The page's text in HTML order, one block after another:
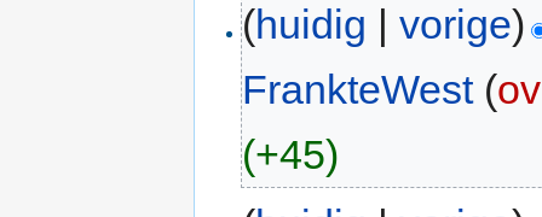
(huidig |vorige)
FrankteWest (
(+45)